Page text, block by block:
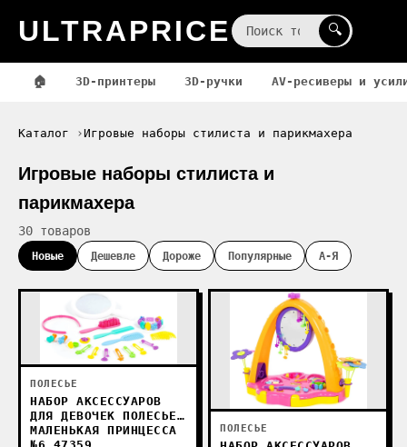
ULTRAPRICE 🔍
🏠 3D-принтеры 3D-ручки AV-ресиверы и
Каталог Игровые наборы стилиста и парикмахера
Игровые наборы стилиста и
парикмахера
30 товаров
Новые Дешевле Дороже Популярные А-Я
ПОЛЕСЬЕ
НАБОР АКСЕССУАРОВ
ДЛЯ ДЕВОЧЕК ПОЛЕСЬЕ
МАЛЕНЬКАЯ ПРИНЦЕССА
ПОЛЕСЬЕ